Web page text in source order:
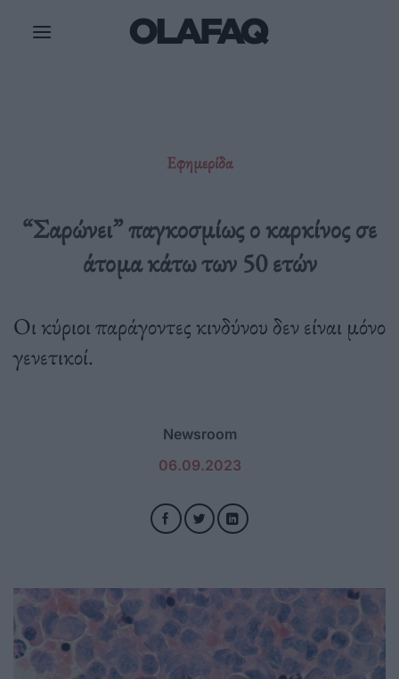
Εφημερίδα
“Σαρώνει” παγκοσμίως ο καρκίνος σε
άτομα κάτω των 50 ετών
Οι κύριοι παράγοντες κινδύνου δεν είναι μόνο
γενετικοί.
Newsroom
06.09.2023